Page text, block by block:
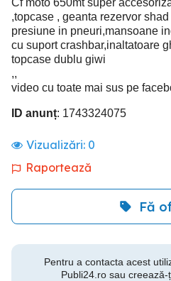
Cf moto 650mt super
,topcase , geanta rezervor
presiune in pneuri,mansoane
cu suport crashbar,inaltatoare
topcase dublu giwi
,,
video cu toate mai sus pe
ID anunț: 1743324075
Vizualizări: 0
Raportează
Fă
Pentru a contacta acest
Publi24.ro sau